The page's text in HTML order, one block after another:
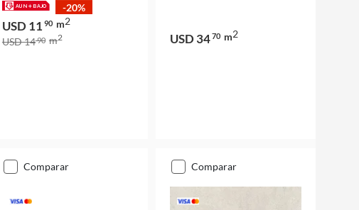
-20%
USD 11 90 m2
USD 1490 m2 USD 3470 m2
comparar comparar